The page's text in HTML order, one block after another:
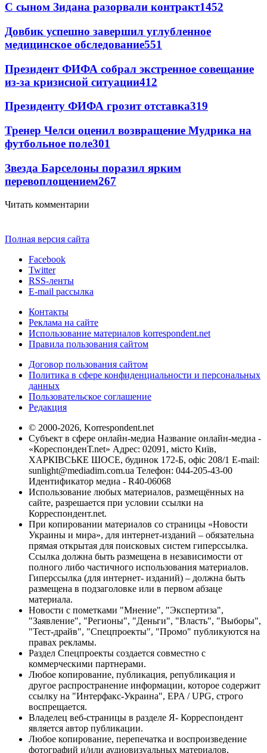
С сыном Зидана разорвали контракт1452
Довбик успешно завершил углубленное
медицинское обследование551
Президент ФИФА собрал экстренное совещание
из-за кризисной ситуации412
Президенту ФИФА грозит отставка319
Тренер Челси оценил возвращение Мудрика на
футбольное поле301
Звезда Барселоны поразил ярким
перевоплощением267
Читать комментарии
Полная версия сайта
Facebook
Twitter
RSS-ленты
E-mail рассылка
Контакты
Реклама на сайте
Использование материалов korrespondent.net
Правила пользования сайтом
Договор пользования сайтом
Политика в сфере конфиденциальности и персональных
данных
Пользовательское соглашение
Редакция
© 2000-2026, Korrespondent.net
Субъект в сфере онлайн-медиа Название онлайн-медиа -
«КореспонденТ.net» Адрес: 02091, місто Київ,
ХАРКІВСЬКЕ ШОСЕ, будинок 172-Б, офіс 208/1 E-mail:
sunlight@mediadim.com.ua Телефон: 044-205-43-00
Идентификатор медиа - R40-06068
Использование любых материалов, размещённых на
сайте, разрешается при условии ссылки на
Корреспондент.net.
При копировании материалов со страницы «Новости
Украины и мира», для интернет-изданий – обязательна
прямая открытая для поисковых систем гиперссылка.
Ссылка должна быть размещена в независимости от
полного либо частичного использования материалов.
Гиперссылка (для интернет- изданий) – должна быть
размещена в подзаголовке или в первом абзаце
материала.
Новости с пометками "Мнение", "Экспертиза",
"Заявление", "Регионы", "Деньги", "Власть", "Выборы",
"Тест-драйв", "Спецпроекты", "Промо" публикуются на
правах рекламы.
Раздел Спецпроекты создается совместно с
коммерческими партнерами.
Любое копирование, публикация, републикация и
другое распространение информации, которое содержит
ссылку на "Интерфакс-Украина", EPA / UPG, строго
воспрещается.
Владелец веб-страницы в разделе Я- Корреспондент
является автор публикации.
Любое копирование, перепечатка и воспроизведение
фотографий и/или аудиовизуальных материалов,